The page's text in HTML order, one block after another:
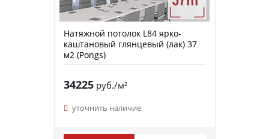
Натяжной потолок L84 ярко-
каштановый глянцевый (лак) 37
м2 (Pongs)
34225руб./м²
уточнить наличие